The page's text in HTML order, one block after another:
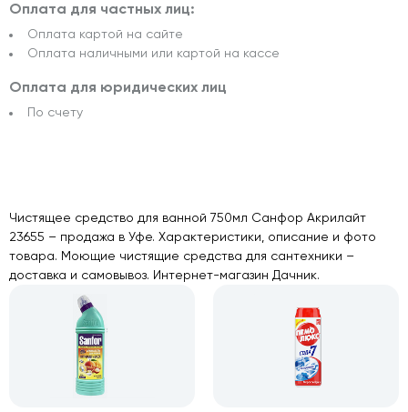
Оплата для частных лиц:
Оплата картой на сайте
Оплата наличными или картой на кассе
Оплата для юридических лиц
По счету
Чистящее средство для ванной 750мл Санфор Акрилайт
23655 – продажа в Уфе. Характеристики, описание и фото
товара. Моющие чистящие средства для сантехники –
доставка и самовывоз. Интернет-магазин Дачник.